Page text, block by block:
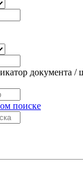
документа /
поиске